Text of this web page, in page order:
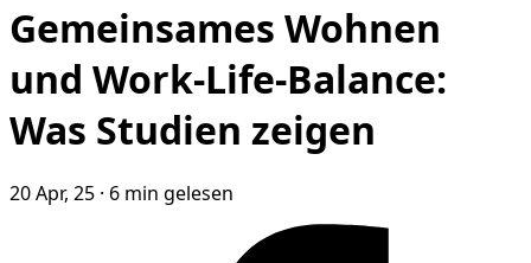
Gemeinsames Wohnen
und Work-Life-Balance:
Was Studien zeigen
20 Apr, 25 · 6 min gelesen